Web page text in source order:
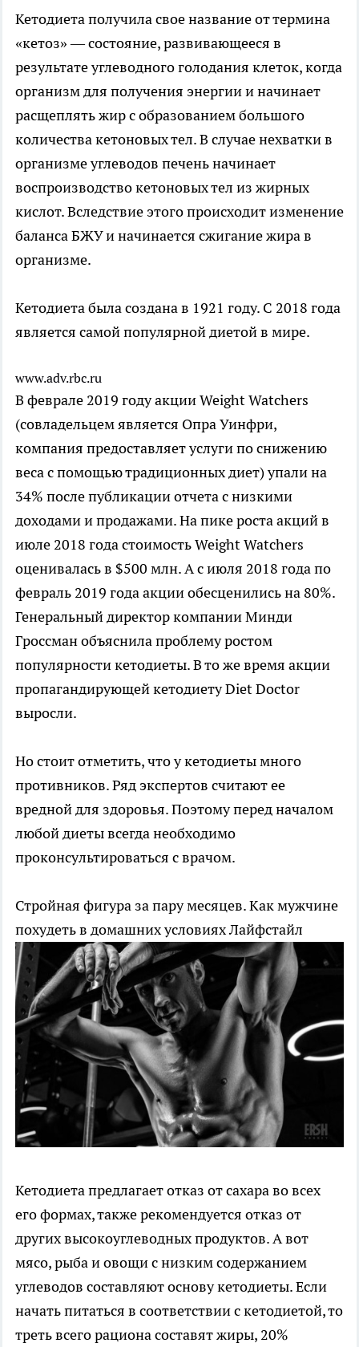
Кетодиета получила свое название от термина
«кетоз» — состояние, развивающееся в
результате углеводного голодания клеток, когда
организм для получения энергии и начинает
расщеплять жир с образованием большого
количества кетоновых тел. В случае нехватки в
организме углеводов печень начинает
воспроизводство кетоновых тел из жирных
кислот. Вследствие этого происходит изменение
баланса БЖУ и начинается сжигание жира в
организме.
Кетодиета была создана в 1921 году. С 2018 года
является самой популярной диетой в мире.
www.adv.rbc.ru
В феврале 2019 году акции Weight Watchers
(совладельцем является Опра Уинфри,
компания предоставляет услуги по снижению
веса с помощью традиционных диет) упали на
34% после публикации отчета с низкими
доходами и продажами. На пике роста акций в
июле 2018 года стоимость Weight Watchers
оценивалась в $500 млн. А с июля 2018 года по
февраль 2019 года акции обесценились на 80%.
Генеральный директор компании Минди
Гроссман объяснила проблему ростом
популярности кетодиеты. В то же время акции
пропагандирующей кетодиету Diet Doctor
выросли.
Но стоит отметить, что у кетодиеты много
противников. Ряд экспертов считают ее
вредной для здоровья. Поэтому перед началом
любой диеты всегда необходимо
проконсультироваться с врачом.
Стройная фигура за пару месяцев. Как мужчине
похудеть в домашних условияхЛайфстайл
Кетодиета предлагает отказ от сахара во всех
его формах, также рекомендуется отказ от
других высокоуглеводных продуктов. А вот
мясо, рыба и овощи с низким содержанием
углеводов составляют основу кетодиеты. Если
начать питаться в соответствии с кетодиетой, то
треть всего рациона составят жиры, 20%